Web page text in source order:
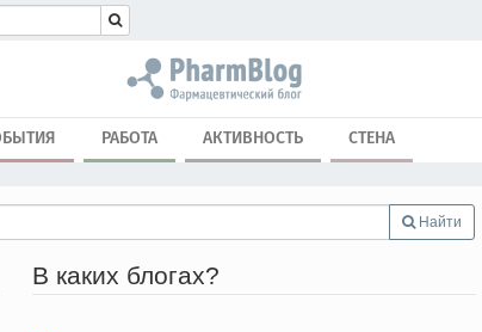
РАБОТА АКТИВНОСТЬ СТЕНА
Найти
В каких блогах?